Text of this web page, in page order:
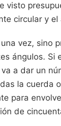
visto
circular y
vez, sino
ángulos. Si
a dar un
la cuerda
para
de